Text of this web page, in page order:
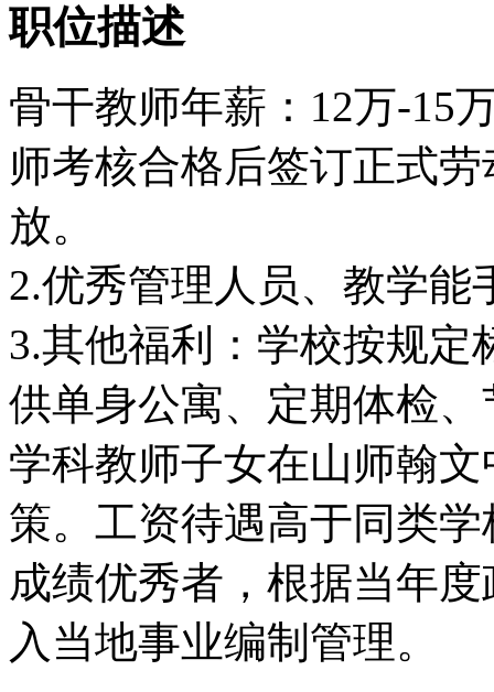
职位描述
骨干教师年薪：12万-15
师考核合格后签订正式
放。
2.优秀管理人员、教学
3.其他福利：学校按规
供单身公寓、定期体检
学科教师子女在山师翰
策。工资待遇高于同类
成绩优秀者，根据当年
入当地事业编制管理。